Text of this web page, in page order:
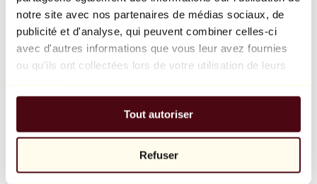
notre site avec nos partenaires de médias sociaux, de
publicité et d'analyse, qui peuvent combiner celles-ci
avec d'autres informations que vous leur avez fournies
ou qu'ils ont collectées lors de votre utilisation de leurs
Tout autoriser
Refuser
Balloon Dog (Orange)
Jeff Koons
10 000 €
Parcourir
Tous les sculpteurs
Tous les photographes